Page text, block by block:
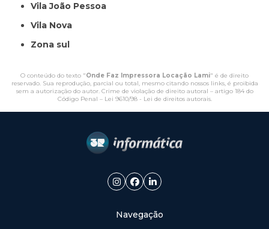
Vila João Pessoa
Vila Nova
Zona sul
O conteúdo do texto "Onde Faz Impressora Locação Lami" é de direito
reservado. Sua reprodução, parcial ou total, mesmo citando nossos links, é proibida
sem a autorização do autor. Crime de violação de direito autoral – artigo 184 do
Código Penal – Lei 9610/98 - Lei de direitos autorais.
Navegação